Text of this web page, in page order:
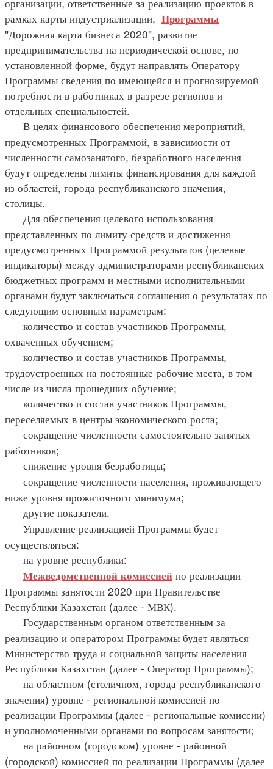
рамках карты индустриализации, Программы
"Дорожная карта бизнеса 2020", развитие
предпринимательства на периодической основе, по
установленной форме, будут направлять Оператору
Программы сведения по имеющейся и прогнозируемой
потребности в работниках в разрезе регионов и
отдельных специальностей.
В целях финансового обеспечения мероприятий,
предусмотренных Программой, в зависимости от
численности самозанятого, безработного населения
будут определены лимиты финансирования для каждой
из областей, города республиканского значения,
столицы.
Для обеспечения целевого использования
представленных по лимиту средств и достижения
предусмотренных Программой результатов (целевые
индикаторы) между администраторами республиканских
бюджетных программ и местными исполнительными
органами будут заключаться соглашения о результатах по
следующим основным параметрам:
количество и состав участников Программы,
охваченных обучением;
количество и состав участников Программы,
трудоустроенных на постоянные рабочие места, в том
числе из числа прошедших обучение;
количество и состав участников Программы,
переселяемых в центры экономического роста;
сокращение численности самостоятельно занятых
работников;
снижение уровня безработицы;
сокращение численности населения, проживающего
ниже уровня прожиточного минимума;
другие показатели.
Управление реализацией Программы будет
осуществляться:
на уровне республики:
Межведомственной комиссией по реализации
Программы занятости 2020 при Правительстве
Республики Казахстан (далее - МВК).
Государственным органом ответственным за
реализацию и оператором Программы будет являться
Министерство труда и социальной защиты населения
Республики Казахстан (далее - Оператор Программы);
на областном (столичном, города республиканского
значения) уровне - региональной комиссией по
реализации Программы (далее - региональные комиссии)
и уполномоченными органами по вопросам занятости;
на районном (городском) уровне - районной
(городской) комиссией по реализации Программы (далее